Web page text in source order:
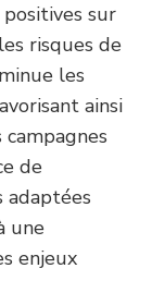
sur
risques de
les
ainsi
de
adaptées
une
enjeux